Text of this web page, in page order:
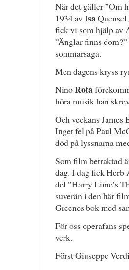
När det gäller ”Om
1934 avIsa
fick vi som hjälp av
”Änglar finns
sommarsaga.
Men dagens kryss
NinoRota
höra musik han
Och veckans
Inget fel på Paul
död på lyssnarna
Som film betraktad
dag. I dag fick Herb
del ”Harry Lime’s
suverän i den här
Greenes bok med
För oss operafans
verk.
Först Giuseppe